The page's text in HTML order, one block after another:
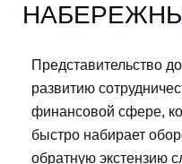
Представительство
развитию
финансовой сфере,
быстро набирает
обратную экстензию